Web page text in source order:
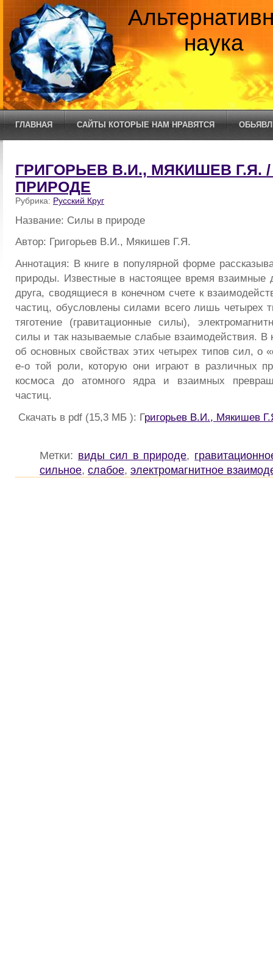
наука
ГЛАВНАЯ САЙТЫ КОТОРЫЕ НАМ НРАВЯТСЯ
ГРИГОРЬЕВ В.И., МЯКИШЕВ Г.Я.
ПРИРОДЕ
Рубрика: Русский Круг
Название: Силы в природе
Автор: Григорьев В.И., Мякишев Г.Я.
Аннотация: В книге в популярной форме
природы. Известные в настоящее время взаимные
друга, сводящиеся в конечном счете к
частиц, обусловлены силами всего лишь четырех
тяготение (гравитационные силы),
силы и так называемые слабые взаимодействия. В
об основных свойствах этих четырех типов сил, о
е-о той роли, которую они играют в различных
космоса до атомного ядра и взаимных
частиц.
Скачать в pdf (15,3 МБ ): Григорьев В.И., Мякишев
Метки: виды сил в природе,
сильное, слабое, электромагнитное